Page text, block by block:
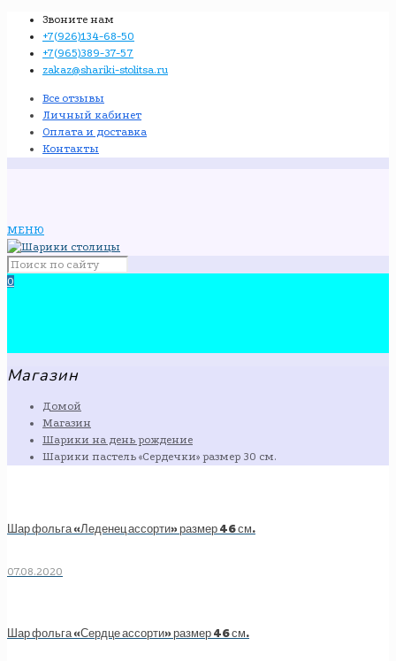
Звоните нам
+7(926)134-68-50
+7(965)389-37-57
zakaz@shariki-stolitsa.ru
Все отзывы
Личный кабинет
Оплата и доставка
Контакты
МЕНЮ
0
Магазин
Домой
Магазин
Шарики на день рождение
Шарики пастель «Сердечки» размер 30 см.
Шар фольга «Леденец ассорти» размер 46 см.
07.08.2020
Шар фольга «Сердце ассорти» размер 46 см.